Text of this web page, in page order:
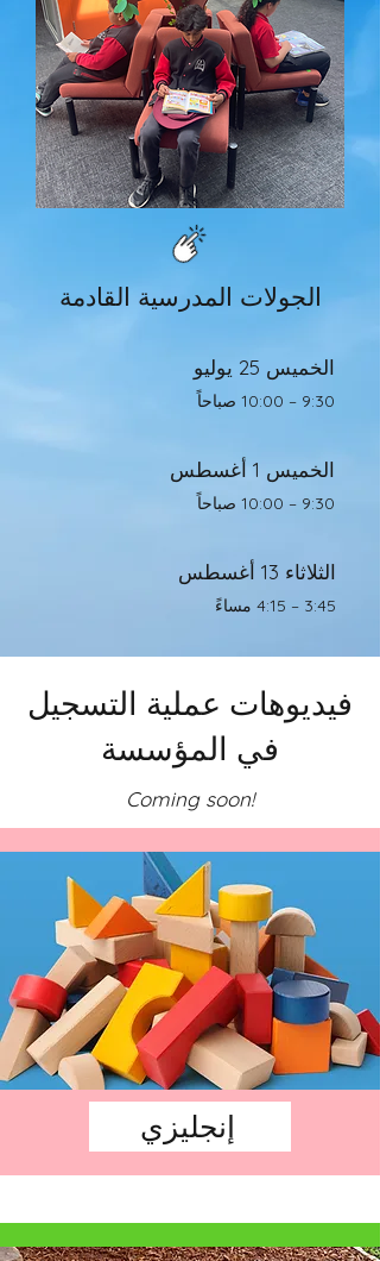
الجولات المدرسية القادمة
الخميس 25 يوليو
9:30 – 10:00 صباحاً
الخميس 1 أغسطس
9:30 – 10:00 صباحاً
الثلاثاء 13 أغسطس
3:45 – 4:15 مساءً
فيديوهات عملية التسجيل
في المؤسسة
Coming soon!
إنجليزي